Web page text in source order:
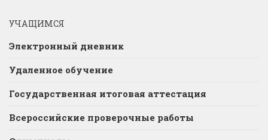
УЧАЩИМСЯ
Электронный дневник
Удаленное обучение
Государственная итоговая аттестация
Всероссийские проверочные работы